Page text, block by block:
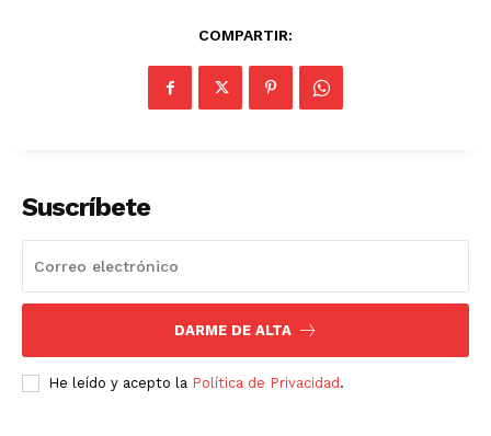
Del Siglo
COMPARTIR:
Suscríbete
DARME DE ALTA
He leído y acepto la Política de Privacidad .